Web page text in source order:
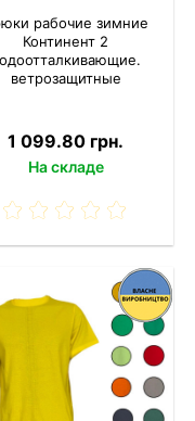
рабочие зимние
Континент 2
ветрозащитные
1 099.80 грн.
На складе